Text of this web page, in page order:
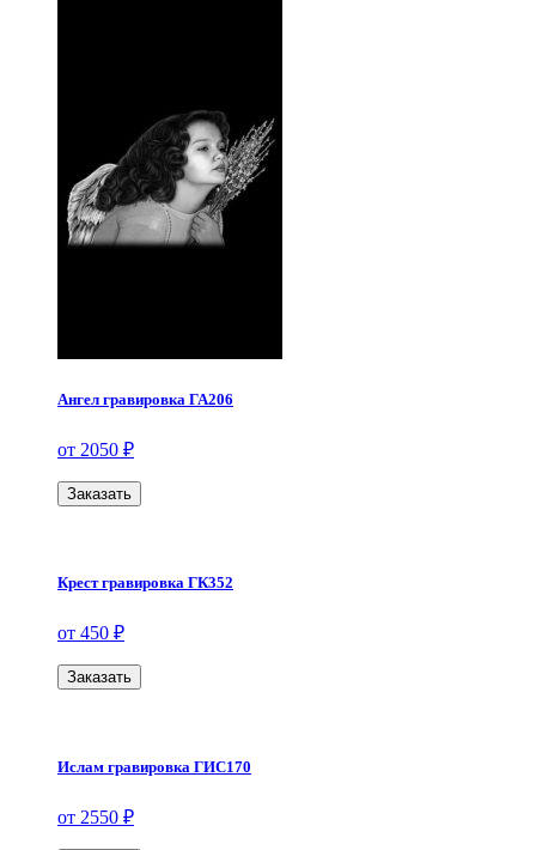
Ангел гравировка ГА206
от 2050 ₽
Заказать
Крест гравировка ГК352
от 450 ₽
Заказать
Ислам гравировка ГИС170
от 2550 ₽